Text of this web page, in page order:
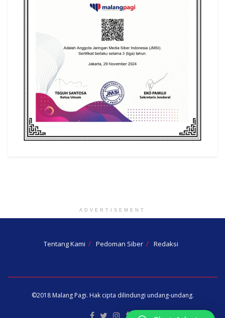
ADVERTISEMENT
Tentang Kami Pedoman Siber Redaksi
©2018 Malang Pagi. Hak cipta dilindungi undang-undang.